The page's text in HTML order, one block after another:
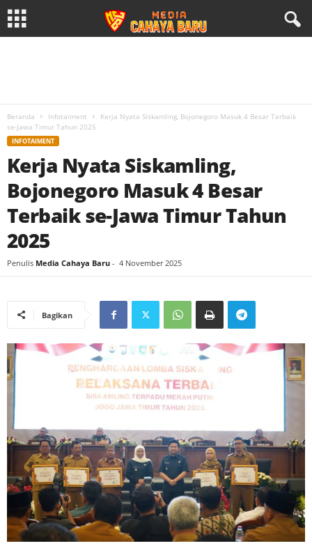
Beranda Infotaiment
Kerja Nyata Siskamling, Bojonegoro Masuk 4 Besar Terbaik
se-Jawa Timur Tahun 2025
INFOTAIMENT
Kerja Nyata Siskamling,
Bojonegoro Masuk 4 Besar
Terbaik se-Jawa Timur Tahun
2025
Penulis Media Cahaya Baru - 4 November 2025
Bagikan